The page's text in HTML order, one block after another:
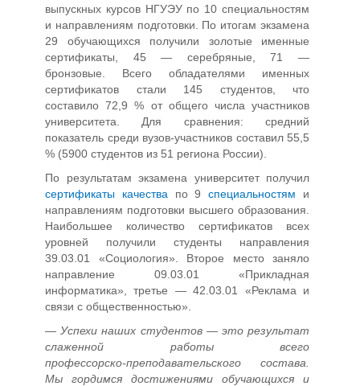
выпускных курсов НГУЭУ по 10 специальностям
и направлениям подготовки. По итогам экзамена
29 обучающихся получили золотые именные
сертификаты, 45 — серебряные, 71 —
бронзовые. Всего обладателями именных
сертификатов стали 145 студентов, что
составило 72,9 % от общего числа участников
университета. Для сравнения: средний
показатель среди вузов-участников составил 55,5
% (5900 студентов из 51 региона России).
По результатам экзамена университет получил
сертификаты качества по 9специальностям и
направлениям подготовки высшего образования.
Наибольшее количество сертификатов всех
уровней получили студенты направления
39.03.01 «Социология». Второе место заняло
направление 09.03.01 «Прикладная
информатика», третье — 42.03.01 «Реклама и
связи с общественностью».
—Успехи наших студентов — это результат
слаженной работы всего
профессорско‑преподавательского состава.
Мы гордимся достижениями обучающихся и